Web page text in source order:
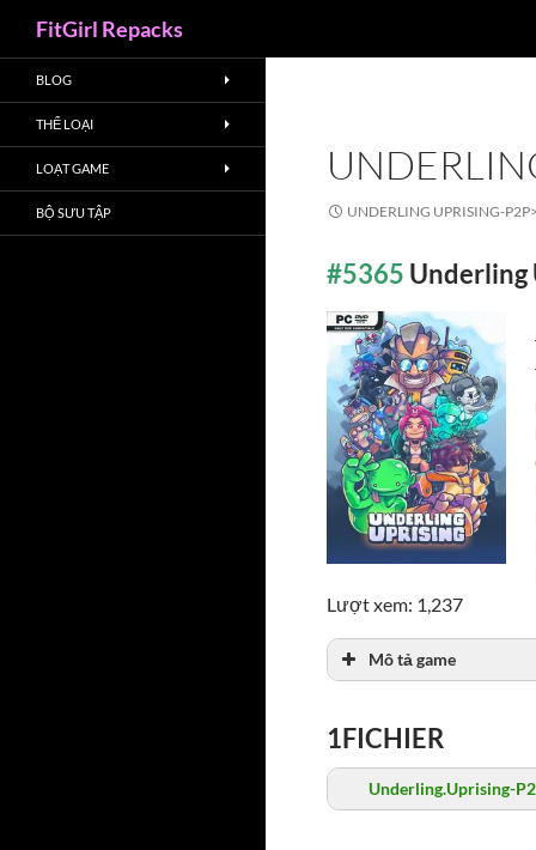
FitGirl Repacks
UNDERLING UPRISING-P2P>
#5365 Underling
Lượt xem: 1,237
Mô tả game
1FICHIER
Underling.Uprising-
BLOG
THỂ LOẠI
LOẠT GAME
BỘ SƯU TẬP